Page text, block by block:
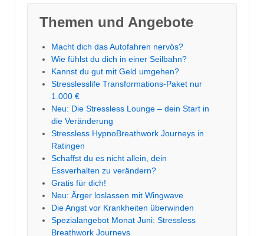
Themen und Angebote
Macht dich das Autofahren nervös?
Wie fühlst du dich in einer Seilbahn?
Kannst du gut mit Geld umgehen?
Stresslesslife Transformations-Paket nur
1.000 €
Neu: Die Stressless Lounge – dein Start in
die Veränderung
Stressless HypnoBreathwork Journeys in
Ratingen
Schaffst du es nicht allein, dein
Essverhalten zu verändern?
Gratis für dich!
Neu: Ärger loslassen mit Wingwave
Die Angst vor Krankheiten überwinden
Spezialangebot Monat Juni: Stressless
Breathwork Journeys